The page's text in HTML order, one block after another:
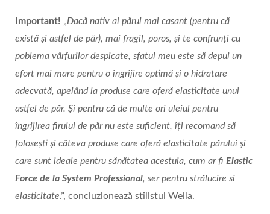
Important! „Dacă nativ ai părul mai casant (pentru că
există și astfel de păr), mai fragil, poros, și te confrunți cu
poblema vârfurilor despicate, sfatul meu este să depui un
efort mai mare pentru o îngrijire optimă și o hidratare
adecvată, apelând la produse care oferă elasticitate unui
astfel de păr. Și pentru că de multe ori uleiul pentru
îngrijirea firului de păr nu este suficient, îți recomand să
folosești și câteva produse care oferă elasticitate părului și
care sunt ideale pentru sănătatea acestuia, cum ar fi Elastic
Force de la System Professional, ser pentru strălucire si
elasticitate.”, concluzionează stilistul Wella.